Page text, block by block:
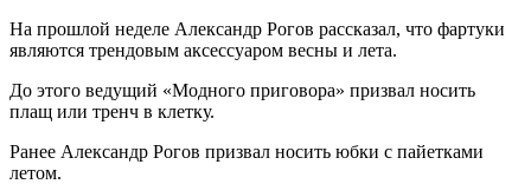
На прошлой неделе Александр Рогов рассказал, что фартуки
являются трендовым аксессуаром весны и лета.
До этого ведущий «Модного приговора» призвал носить
плащ или тренч в клетку.
Ранее Александр Рогов призвал носить юбки с пайетками
летом.